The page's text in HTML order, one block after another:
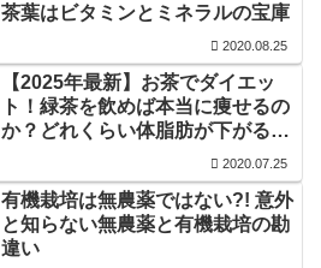
茶葉はビタミンとミネラルの宝庫
2020.08.25
【2025年最新】お茶でダイエッ
ト！緑茶を飲めば本当に痩せるの
か？どれくらい体脂肪が下がる？
2020.07.25
有機栽培は無農薬ではない?! 意外
と知らない無農薬と有機栽培の勘
違い